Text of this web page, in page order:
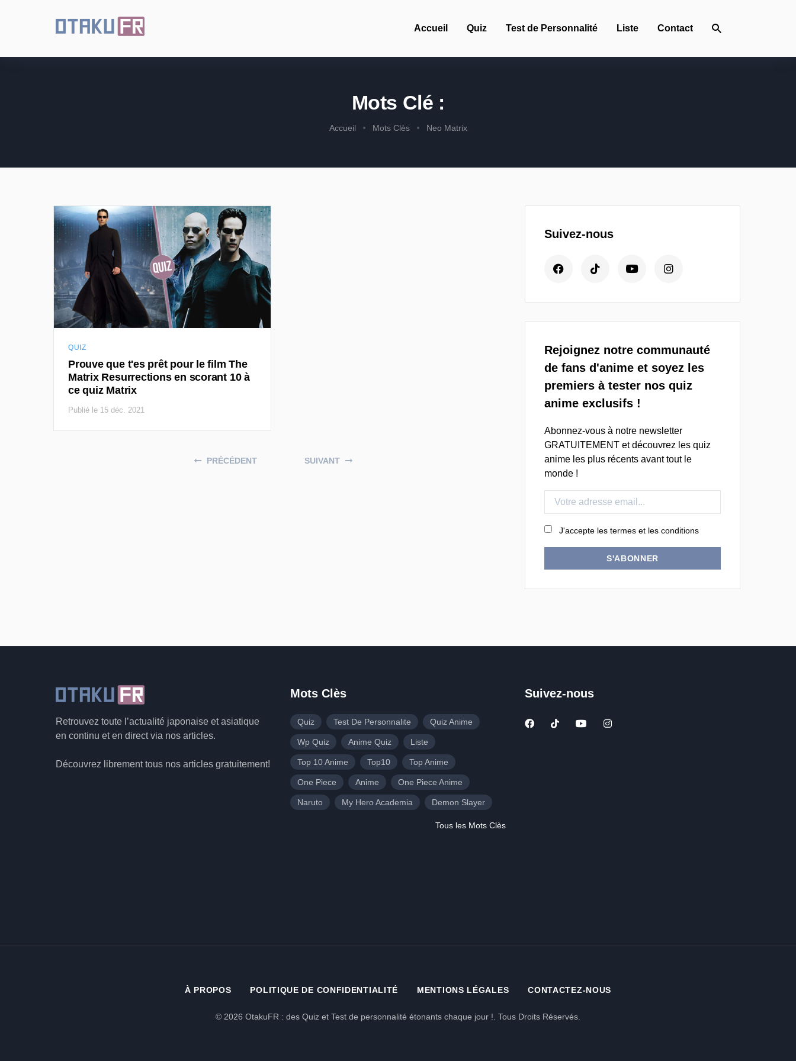
Accueil Quiz Test de Personnalité Liste Contact
Mots Clé :
Accueil Mots Clès Neo Matrix
QUIZ
Prouve que t'es prêt pour le film The
Matrix Resurrections en scorant 10 à
ce quiz Matrix
Publié le 15 déc. 2021
PRÉCÉDENT SUIVANT
Suivez-nous
Rejoignez notre communauté
de fans d'anime et soyez les
premiers à tester nos quiz
anime exclusifs !
Abonnez-vous à notre newsletter
GRATUITEMENT et découvrez les quiz
anime les plus récents avant tout le
monde !
J'accepte les termes et les conditions
S'ABONNER
Retrouvez toute l’actualité japonaise et asiatique
en continu et en direct via nos articles.
Découvrez librement tous nos articles gratuitement!
Mots Clès
Quiz Test De Personnalite Quiz Anime
Wp Quiz Anime Quiz Liste
Top 10 Anime Top10 Top Anime
One Piece Anime One Piece Anime
Naruto My Hero Academia Demon Slayer
Tous les Mots Clès
Suivez-nous
À PROPOS POLITIQUE DE CONFIDENTIALITÉ MENTIONS LÉGALES CONTACTEZ-NOUS
© 2026 OtakuFR : des Quiz et Test de personnalité étonants chaque jour !. Tous Droits Réservés.